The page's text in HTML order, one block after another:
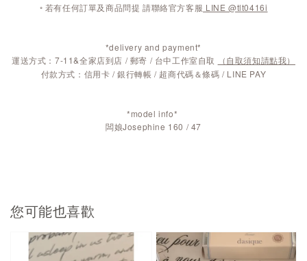
◦ 若有任何訂單及商品問提 請聯絡官方客服 LINE @tlt0416i
*delivery and payment*
運送方式：7-11&全家店到店 / 郵寄 / 台中工作室自取
（自取須知請點我）
付款方式：信用卡 / 銀行轉帳 / 超商代碼＆條碼 / LINE PAY
*model info*
闆娘Josephine 160 / 47
您可能也喜歡